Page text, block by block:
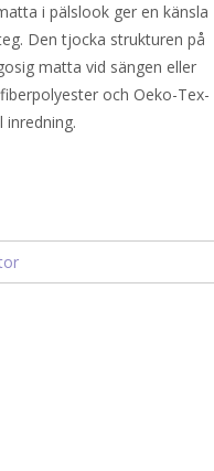
i pälslook ger en känsla
Den tjocka strukturen på
matta vid sängen eller
och Oeko-Tex-